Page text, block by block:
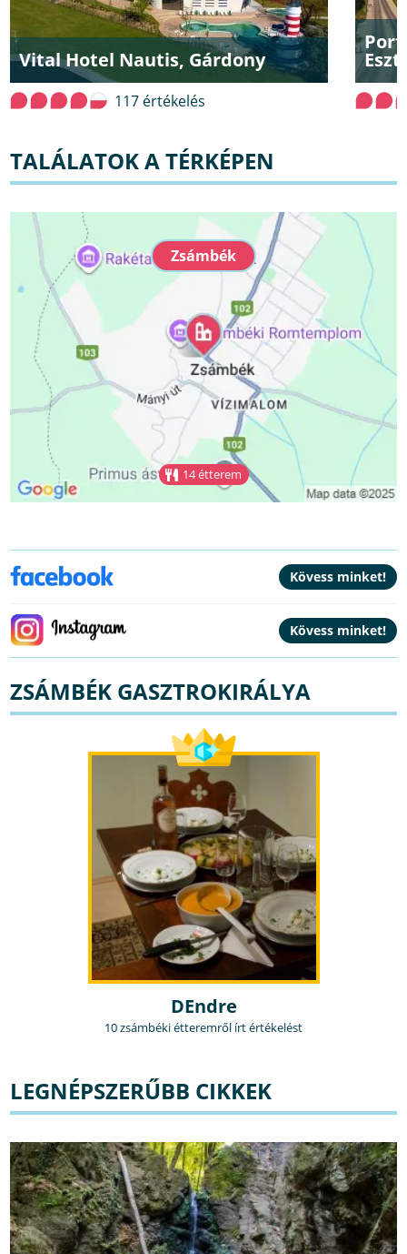
Vital Hotel Nautis, Gárdony
117 értékelés
TALÁLATOK A TÉRKÉPEN
Zsámbék
14 étterem
ZSÁMBÉK GASZTROKIRÁLYA
DEndre
10 zsámbéki étteremről írt értékelést
LEGNÉPSZERŰBB CIKKEK